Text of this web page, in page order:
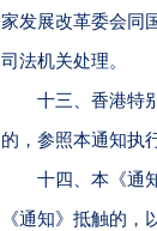
家发展改革委会同
司法机关处理。
十三、香港特别
的，参照本通知执
十四、本《通知
《通知》抵触的，